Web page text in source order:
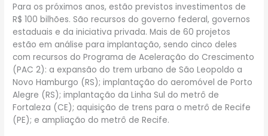
Para os próximos anos, estão previstos investimentos de
R$ 100 bilhões. São recursos do governo federal, governos
estaduais e da iniciativa privada. Mais de 60 projetos
estão em análise para implantação, sendo cinco deles
com recursos do Programa de Aceleração do Crescimento
(PAC 2): a expansão do trem urbano de São Leopoldo a
Novo Hamburgo (RS); implantação do aeromóvel de Porto
Alegre (RS); implantação da Linha Sul do metrô de
Fortaleza (CE); aquisição de trens para o metrô de Recife
(PE); e ampliação do metrô de Recife.